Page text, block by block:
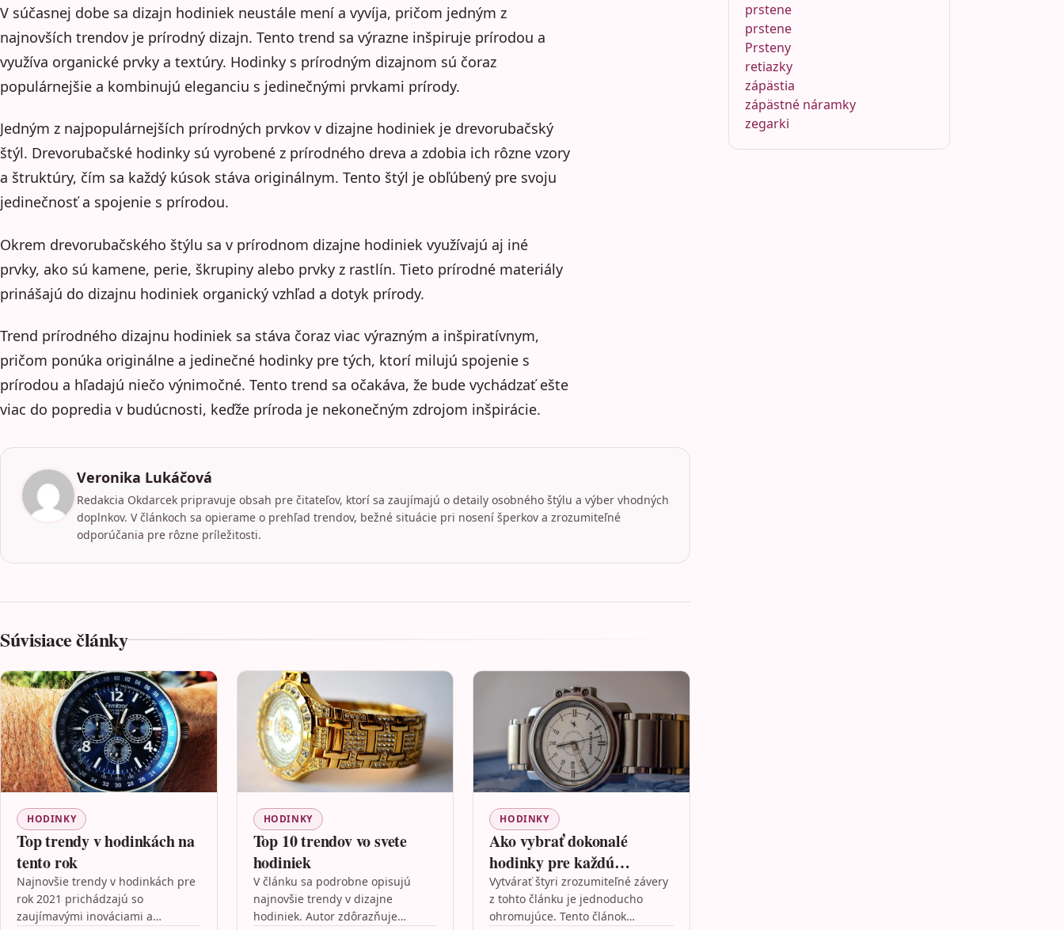
V súčasnej dobe sa dizajn hodiniek neustále mení a vyvíja, pričom jedným z
najnovších trendov je prírodný dizajn. Tento trend sa výrazne inšpiruje prírodou a
využíva organické prvky a textúry. Hodinky s prírodným dizajnom sú čoraz
populárnejšie a kombinujú eleganciu s jedinečnými prvkami prírody.
Jedným z najpopulárnejších prírodných prvkov v dizajne hodiniek je drevorubačský
štýl. Drevorubačské hodinky sú vyrobené z prírodného dreva a zdobia ich rôzne vzory
a štruktúry, čím sa každý kúsok stáva originálnym. Tento štýl je obľúbený pre svoju
jedinečnosť a spojenie s prírodou.
Okrem drevorubačského štýlu sa v prírodnom dizajne hodiniek využívajú aj iné
prvky, ako sú kamene, perie, škrupiny alebo prvky z rastlín. Tieto prírodné materiály
prinášajú do dizajnu hodiniek organický vzhľad a dotyk prírody.
Trend prírodného dizajnu hodiniek sa stáva čoraz viac výrazným a inšpiratívnym,
pričom ponúka originálne a jedinečné hodinky pre tých, ktorí milujú spojenie s
prírodou a hľadajú niečo výnimočné. Tento trend sa očakáva, že bude vychádzať ešte
viac do popredia v budúcnosti, keďže príroda je nekonečným zdrojom inšpirácie.
Veronika Lukáčová
Redakcia Okdarcek pripravuje obsah pre čitateľov, ktorí sa zaujímajú o detaily osobného štýlu a výber vhodných
doplnkov. V článkoch sa opierame o prehľad trendov, bežné situácie pri nosení šperkov a zrozumiteľné
odporúčania pre rôzne príležitosti.
Súvisiace články
HODINKY
Top trendy v hodinkách na
tento rok
Najnovšie trendy v hodinkách pre
rok 2021 prichádzajú so
zaujímavými inováciami a
HODINKY
Top 10 trendov vo svete
hodiniek
V článku sa podrobne opisujú
najnovšie trendy v dizajne
hodiniek. Autor zdôrazňuje
HODINKY
Ako vybrať dokonalé
hodinky pre každú
príležitosť
Vytvárať štyri zrozumiteľné závery
z tohto článku je jednoducho
ohromujúce. Tento článok
prstene
prstene
Prsteny
retiazky
zápästia
zápästné náramky
zegarki